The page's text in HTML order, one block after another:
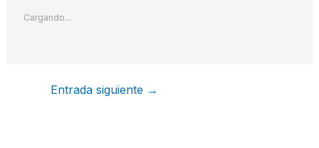
Cargando...
Entrada siguiente →